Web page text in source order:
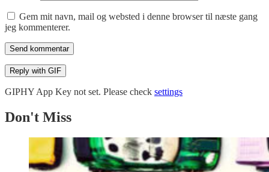
Gem mit navn, mail og websted i denne browser til næste gang
jeg kommenterer.
Send kommentar
Reply with GIF
GIPHY App Key not set. Please check settings
Don't Miss